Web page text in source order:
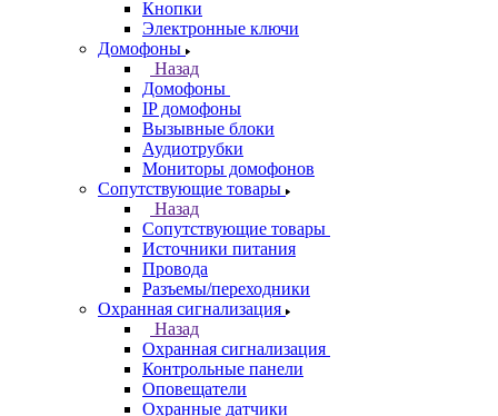
Кнопки
Электронные ключи
Домофоны
Назад
Домофоны
IP домофоны
Вызывные блоки
Аудиотрубки
Мониторы домофонов
Сопутствующие товары
Назад
Сопутствующие товары
Источники питания
Провода
Разъемы/переходники
Охранная сигнализация
Назад
Охранная сигнализация
Контрольные панели
Оповещатели
Охранные датчики